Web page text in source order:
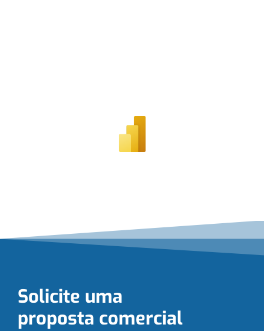
Solicite uma
proposta comercial